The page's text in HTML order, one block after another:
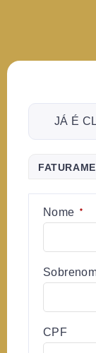
JÁ É
Nome *
CPF